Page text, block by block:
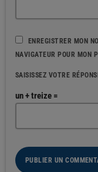
ENREGISTRER MON
NAVIGATEUR POUR MON
SAISISSEZ VOTRE
un + treize =